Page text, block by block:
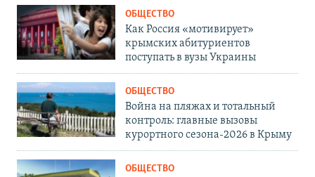
ОБЩЕСТВО
Как Россия «мотивирует»
крымских абитуриентов
поступать в вузы Украины
ОБЩЕСТВО
Война на пляжах и тотальный
контроль: главные вызовы
курортного сезона-2026 в Крыму
ОБЩЕСТВО